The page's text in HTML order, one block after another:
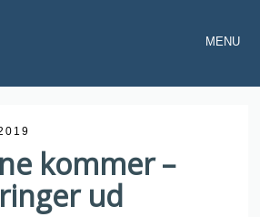
MENU
kommer –
ud